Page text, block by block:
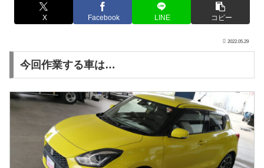
X Facebook LINE コピー
2022.05.29
今回作業する車は…